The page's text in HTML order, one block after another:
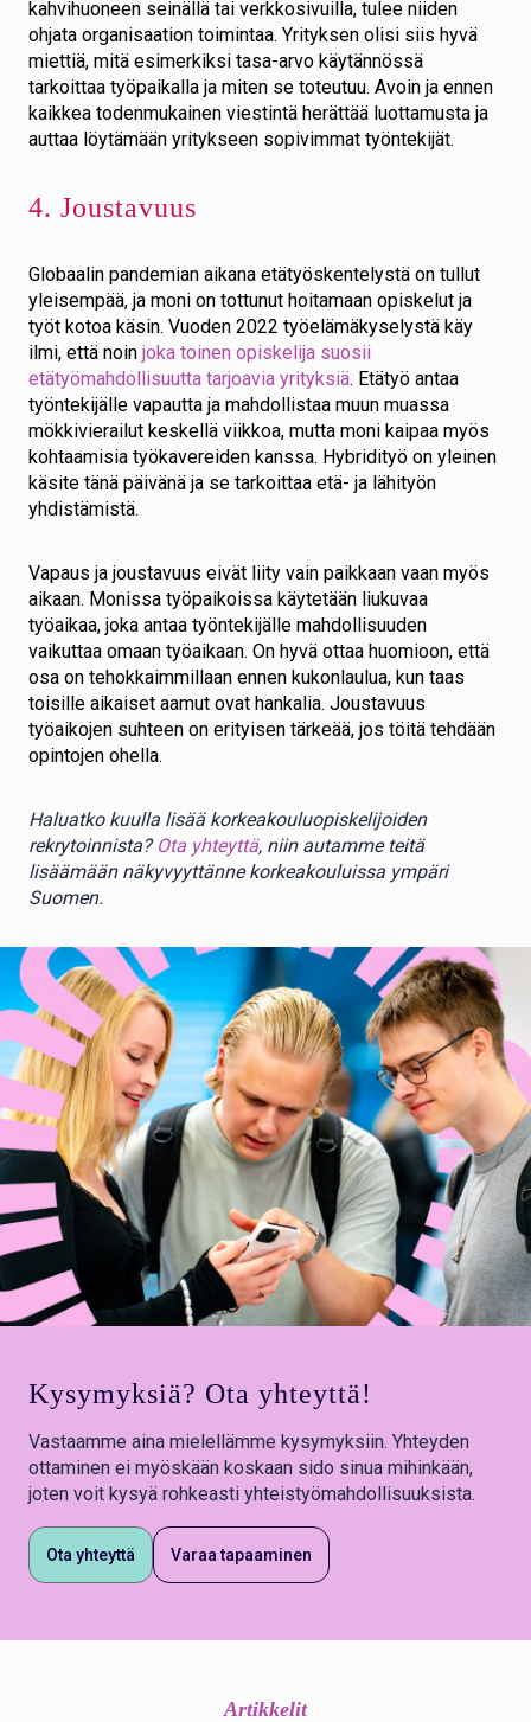
kahvihuoneen seinällä tai verkkosivuilla, tulee niiden
ohjata organisaation toimintaa. Yrityksen olisi siis hyvä
miettiä, mitä esimerkiksi tasa-arvo käytännössä
tarkoittaa työpaikalla ja miten se toteutuu. Avoin ja ennen
kaikkea todenmukainen viestintä herättää luottamusta ja
auttaa löytämään yritykseen sopivimmat työntekijät.
4. Joustavuus
Globaalin pandemian aikana etätyöskentelystä on tullut
yleisempää, ja moni on tottunut hoitamaan opiskelut ja
työt kotoa käsin. Vuoden 2022 työelämäkyselystä käy
ilmi, että noin joka toinen opiskelija suosii
etätyömahdollisuutta tarjoavia yrityksiä. Etätyö antaa
työntekijälle vapautta ja mahdollistaa muun muassa
mökkivierailut keskellä viikkoa, mutta moni kaipaa myös
kohtaamisia työkavereiden kanssa. Hybridityö on yleinen
käsite tänä päivänä ja se tarkoittaa etä- ja lähityön
yhdistämistä.
Vapaus ja joustavuus eivät liity vain paikkaan vaan myös
aikaan. Monissa työpaikoissa käytetään liukuvaa
työaikaa, joka antaa työntekijälle mahdollisuuden
vaikuttaa omaan työaikaan. On hyvä ottaa huomioon, että
osa on tehokkaimmillaan ennen kukonlaulua, kun taas
toisille aikaiset aamut ovat hankalia. Joustavuus
työaikojen suhteen on erityisen tärkeää, jos töitä tehdään
opintojen ohella.
Haluatko kuulla lisää korkeakouluopiskelijoiden
rekrytoinnista? Ota yhteyttä, niin autamme teitä
lisäämään näkyvyyttänne korkeakouluissa ympäri
Suomen.
Kysymyksiä? Ota yhteyttä!
Vastaamme aina mielellämme kysymyksiin. Yhteyden
ottaminen ei myöskään koskaan sido sinua mihinkään,
joten voit kysyä rohkeasti yhteistyömahdollisuuksista.
Ota yhteyttä Varaa tapaaminen
Artikkelit